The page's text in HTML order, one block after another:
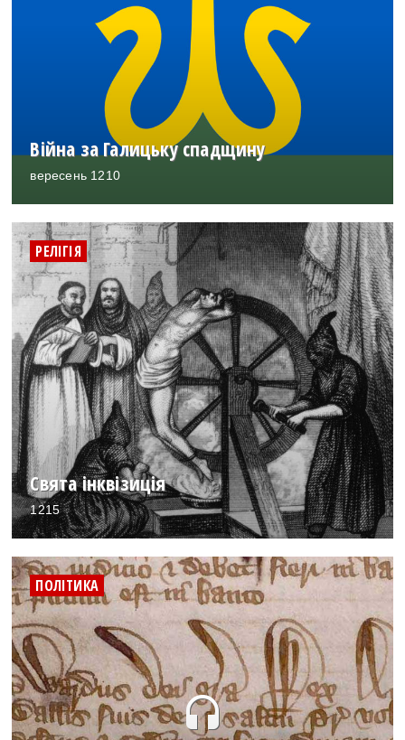
Війна за Галицьку спадщину
вересень 1210
РЕЛІГІЯ
Свята інквізиція
1215
headset
ПОЛІТИКА